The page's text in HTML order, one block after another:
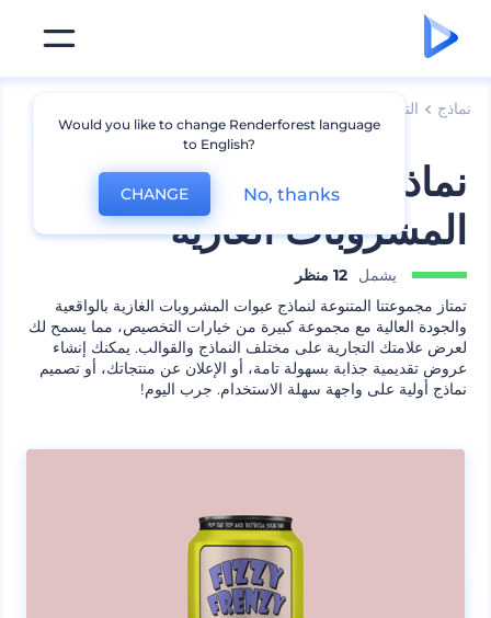
نماذج التعبئة
نماذج متنوعة لعبوات
المشروبات الغازية
يشمل
12 منظر
تمتاز مجموعتنا المتنوعة لنماذج عبوات المشروبات الغازية بالواقعية
والجودة العالية مع مجموعة كبيرة من خيارات التخصيص، مما يسمح لك
لعرض علامتك التجارية على مختلف النماذج والقوالب. يمكنك إنشاء
عروض تقديمية جذابة بسهولة تامة، أو الإعلان عن منتجاتك، أو تصميم
نماذج أولية على واجهة سهلة الاستخدام. جرب اليوم!
Would you like to change Renderforest language
to English?
CHANGE No, thanks